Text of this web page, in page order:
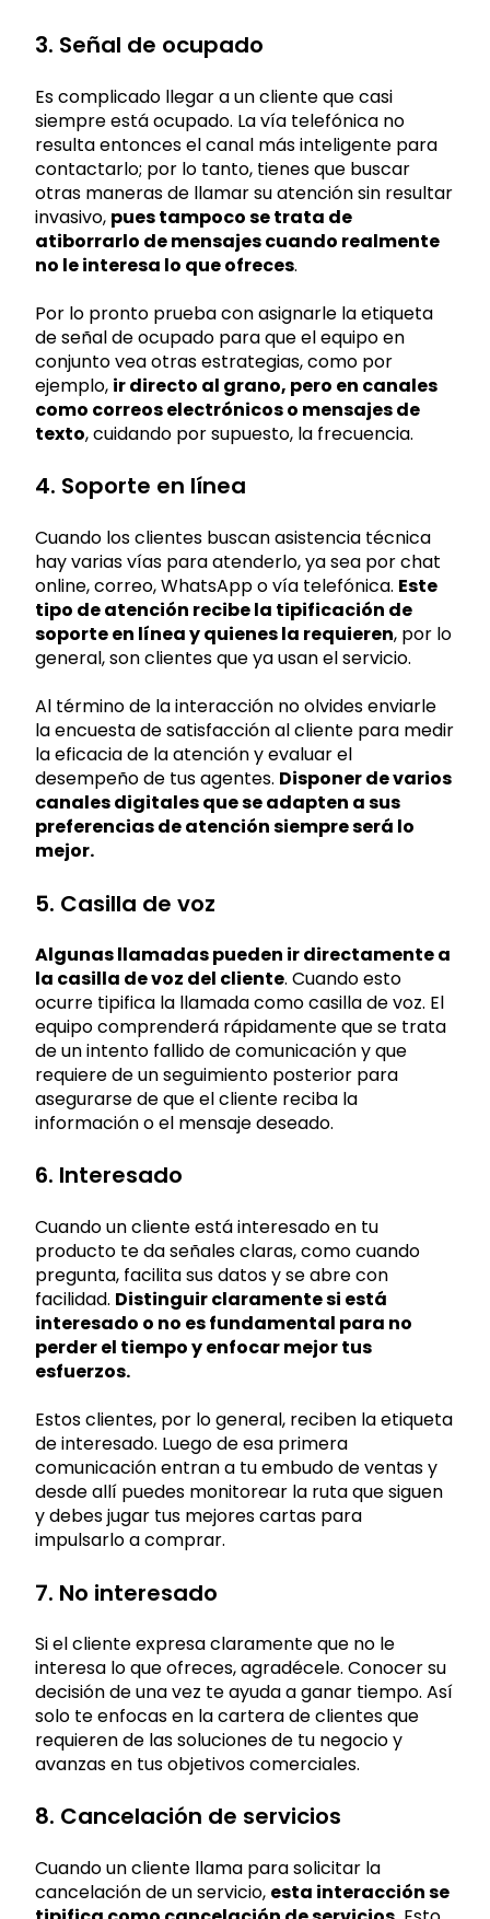
3. Señal de ocupado
Es complicado llegar a un cliente que casi
siempre está ocupado. La vía telefónica no
resulta entonces el canal más inteligente para
contactarlo; por lo tanto, tienes que buscar
otras maneras de llamar su atención sin resultar
invasivo, pues tampoco se trata de
atiborrarlo de mensajes cuando realmente
no le interesa lo que ofreces.
Por lo pronto prueba con asignarle la etiqueta
de señal de ocupado para que el equipo en
conjunto vea otras estrategias, como por
ejemplo, ir directo al grano, pero en canales
como correos electrónicos o mensajes de
texto, cuidando por supuesto, la frecuencia.
4. Soporte en línea
Cuando los clientes buscan asistencia técnica
hay varias vías para atenderlo, ya sea por chat
online, correo, WhatsApp o vía telefónica. Este
tipo de atención recibe la tipificación de
soporte en línea y quienes la requieren, por lo
general, son clientes que ya usan el servicio.
Al término de la interacción no olvides enviarle
la encuesta de satisfacción al cliente para medir
la eficacia de la atención y evaluar el
desempeño de tus agentes. Disponer de varios
canales digitales que se adapten a sus
preferencias de atención siempre será lo
mejor.
5. Casilla de voz
Algunas llamadas pueden ir directamente a
la casilla de voz del cliente. Cuando esto
ocurre tipifica la llamada como casilla de voz. El
equipo comprenderá rápidamente que se trata
de un intento fallido de comunicación y que
requiere de un seguimiento posterior para
asegurarse de que el cliente reciba la
información o el mensaje deseado.
6. Interesado
Cuando un cliente está interesado en tu
producto te da señales claras, como cuando
pregunta, facilita sus datos y se abre con
facilidad. Distinguir claramente si está
interesado o no es fundamental para no
perder el tiempo y enfocar mejor tus
esfuerzos.
Estos clientes, por lo general, reciben la etiqueta
de interesado. Luego de esa primera
comunicación entran a tu embudo de ventas y
desde allí puedes monitorear la ruta que siguen
y debes jugar tus mejores cartas para
impulsarlo a comprar.
7. No interesado
Si el cliente expresa claramente que no le
interesa lo que ofreces, agradécele. Conocer su
decisión de una vez te ayuda a ganar tiempo. Así
solo te enfocas en la cartera de clientes que
requieren de las soluciones de tu negocio y
avanzas en tus objetivos comerciales.
8. Cancelación de servicios
Cuando un cliente llama para solicitar la
cancelación de un servicio, esta interacción se